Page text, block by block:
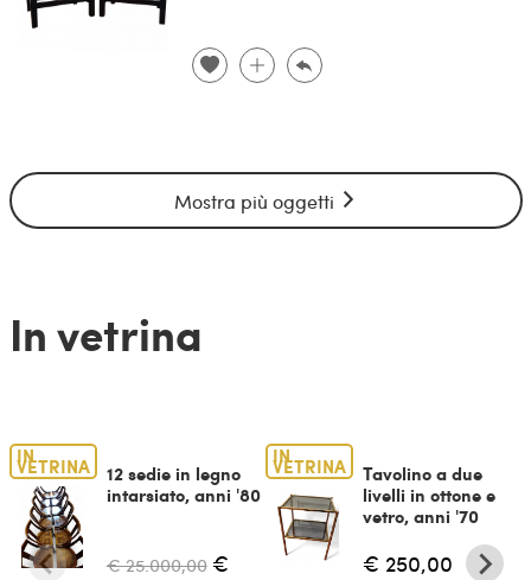
Mostra più oggetti
In vetrina
IN
VETRINA
12 sedie in legno
intarsiato, anni '80
€ 25.000,00 €
IN
VETRINA
Tavolino a due
livelli in ottone e
vetro, anni '70
€ 250,00